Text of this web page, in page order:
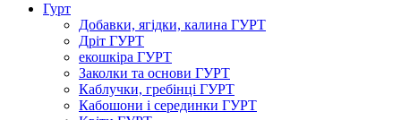
Гурт
Добавки, ягідки, калина ГУРТ
Дріт ГУРТ
екошкіра ГУРТ
Заколки та основи ГУРТ
Каблучки, гребінці ГУРТ
Кабошони і серединки ГУРТ